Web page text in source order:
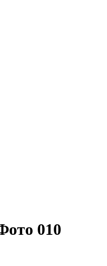
010